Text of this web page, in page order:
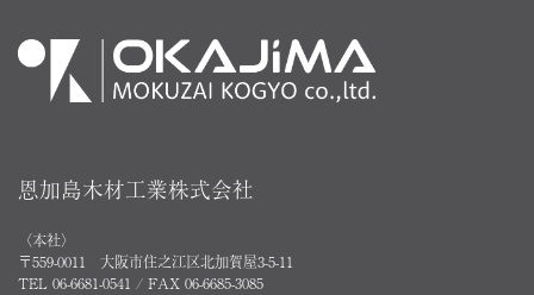
恩加島木材工業株式会社
〈本社〉
〒559-0011 大阪市住之江区北加賀屋3-5-11
TEL 06-6681-0541 / FAX 06-6685-3085